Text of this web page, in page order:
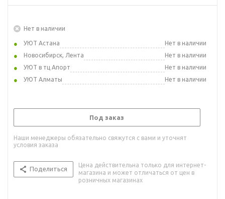
Нет в наличии
УЮТ Астана
Нет в наличии
Новосибирск, Лента
Нет в наличии
УЮТ в тц Апорт
Нет в наличии
УЮТ Алматы
Нет в наличии
Под заказ
Наши менеджеры обязательно свяжутся с вами и уточнят
условия заказа
Поделиться
Цена действительна только для интернет-
магазина и может отличаться от цен в
розничных магазинах